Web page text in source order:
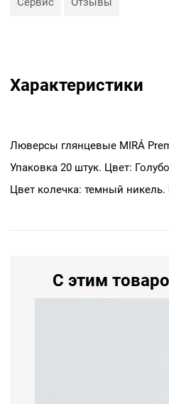
Характеристики
Люверсы глянцевые MIRÁ
Упаковка 20 штук. Цвет:
Цвет колечка: темный никель.
С этим